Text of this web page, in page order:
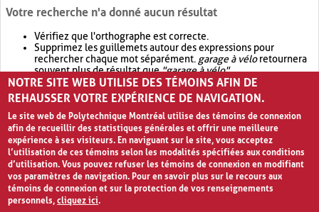
Votre recherche n'a donné aucun résultat
Vérifiez que l'orthographe est correcte.
Supprimez les guillemets autour des expressions pour
rechercher chaque mot séparément. garage à véloretournera
souvent plus de résultat que"garage à vélo".
Envisagez d'élargir votre recherche avec OR.garage OR vélo
retournera souvent plus de résultat quegarage à vélo
NOTRE SITE WEB UTILISE DES TÉMOINS AFIN DE
REHAUSSER VOTRE EXPÉRIENCE DE NAVIGATION.
Le site web de Polytechnique Montréal utilise des témoins de connexion
afin de recueillir des statistiques générales et offrir une meilleure
expérience à ses visiteurs. En naviguant sur le site, vous acceptez
l’utilisation de ces témoins selon les modalités spécifiées aux conditions
d’utilisation. Vous pouvez refuser les témoins de connexion en modifiant
vos paramètres de navigation. Pour en savoir plus sur le recours aux
témoins de connexion et sur la protection de vos renseignements
personnels,cliquez ici.